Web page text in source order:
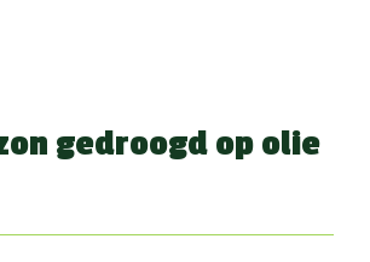
gedroogd op olie